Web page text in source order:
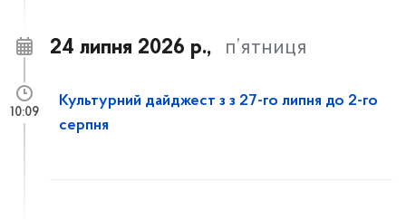
24 липня 2026 р., п’ятниця
Культурний дайджест з з 27-го липня до 2-го
серпня
10:09